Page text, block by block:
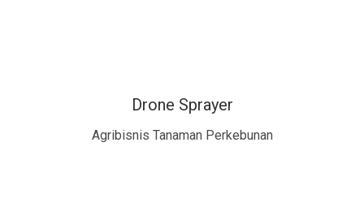
Drone Sprayer
Agribisnis Tanaman Perkebunan